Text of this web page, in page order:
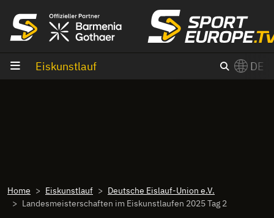
Eiskunstlauf DE
Home Eiskunstlauf
Deutsche Eislauf-Union e.V.
Landesmeisterschaften im Eiskunstlaufen 2025 Tag 2